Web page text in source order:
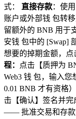
式： 直接存款：使
账户或外部钱 包转
留额外的 BNB 用于
安钱 包中的 [Swap]
想要的掉期金额，点
程：
点击【质押为
Web3 钱 包，输入
0.01 BNB 才有资格
击【确认】签名并
—— 批准交易和存款